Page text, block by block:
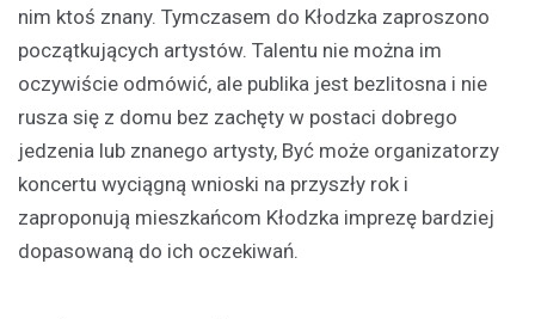
nim ktoś znany. Tymczasem do Kłodzka zaproszono
początkujących artystów. Talentu nie można im
oczywiście odmówić, ale publika jest bezlitosna i nie
rusza się z domu bez zachęty w postaci dobrego
jedzenia lub znanego artysty, Być może organizatorzy
koncertu wyciągną wnioski na przyszły rok i
zaproponują mieszkańcom Kłodzka imprezę bardziej
dopasowaną do ich oczekiwań.